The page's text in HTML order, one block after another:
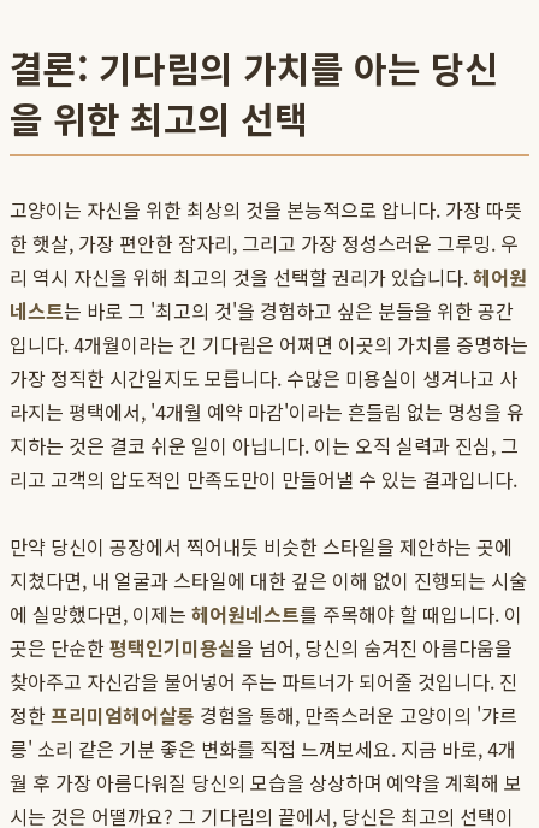
결론: 기다림의 가치를 아는 당신
을 위한 최고의 선택
고양이는 자신을 위한 최상의 것을 본능적으로 압니다. 가장 따뜻
한 햇살, 가장 편안한 잠자리, 그리고 가장 정성스러운 그루밍. 우
리 역시 자신을 위해 최고의 것을 선택할 권리가 있습니다.헤어원
네스트는 바로 그 '최고의 것'을 경험하고 싶은 분들을 위한 공간
입니다. 4개월이라는 긴 기다림은 어쩌면 이곳의 가치를 증명하는
가장 정직한 시간일지도 모릅니다. 수많은 미용실이 생겨나고 사
라지는 평택에서, '4개월 예약 마감'이라는 흔들림 없는 명성을 유
지하는 것은 결코 쉬운 일이 아닙니다. 이는 오직 실력과 진심, 그
리고 고객의 압도적인 만족도만이 만들어낼 수 있는 결과입니다.
만약 당신이 공장에서 찍어내듯 비슷한 스타일을 제안하는 곳에
지쳤다면, 내 얼굴과 스타일에 대한 깊은 이해 없이 진행되는 시술
에 실망했다면, 이제는 헤어원네스트를 주목해야 할 때입니다. 이
곳은 단순한평택인기미용실을 넘어, 당신의 숨겨진 아름다움을
찾아주고 자신감을 불어넣어 주는 파트너가 되어줄 것입니다. 진
정한프리미엄헤어살롱 경험을 통해, 만족스러운 고양이의 '갸르
릉' 소리 같은 기분 좋은 변화를 직접 느껴보세요. 지금 바로, 4개
월 후 가장 아름다워질 당신의 모습을 상상하며 예약을 계획해 보
시는 것은 어떨까요? 그 기다림의 끝에서, 당신은 최고의 선택이